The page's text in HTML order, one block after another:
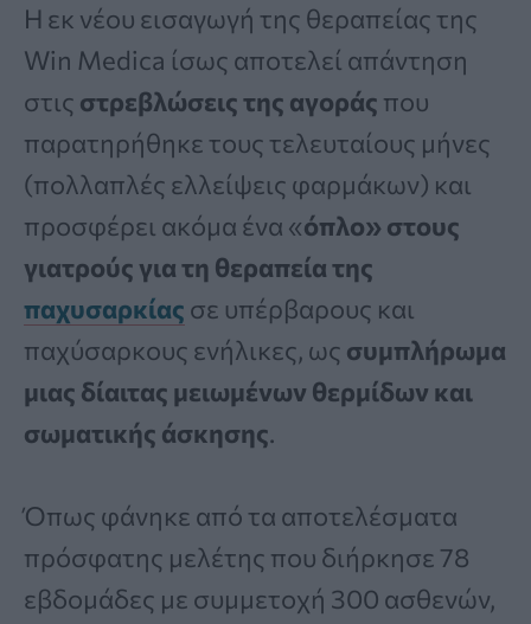
H εκ νέου εισαγωγή της θεραπείας της
Win Medica ίσως αποτελεί απάντηση
στις στρεβλώσεις της αγοράς που
παρατηρήθηκε τους τελευταίους μήνες
(πολλαπλές ελλείψεις φαρμάκων) και
προσφέρει ακόμα ένα «όπλο» στους
γιατρούς για τη θεραπεία της
παχυσαρκίας σε υπέρβαρους και
παχύσαρκους ενήλικες, ως συμπλήρωμα
μιας δίαιτας μειωμένων θερμίδων και
σωματικής άσκησης.
Όπως φάνηκε από τα αποτελέσματα
πρόσφατης μελέτης που διήρκησε 78
εβδομάδες με συμμετοχή 300 ασθενών,